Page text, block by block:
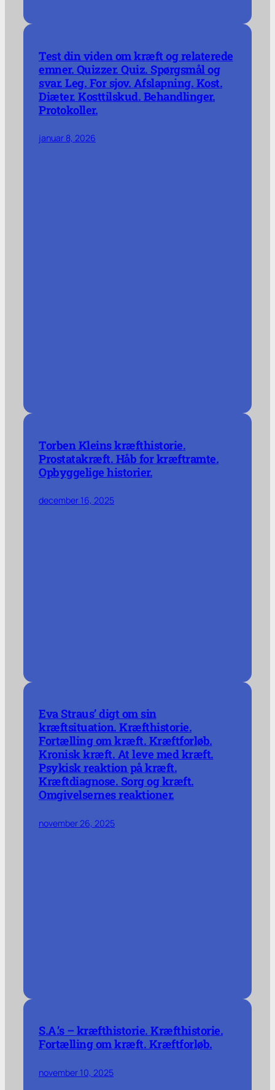
Test din viden om kræft og relaterede
emner. Quizzer. Quiz. Spørgsmål og
svar. Leg. For sjov. Afslapning. Kost.
Diæter. Kosttilskud. Behandlinger.
Protokoller.
januar 8, 2026
Torben Kleins kræfthistorie.
Prostatakræft. Håb for kræftramte.
Opbyggelige historier.
december 16, 2025
Eva Straus’ digt om sin
kræftsituation. Kræfthistorie.
Fortælling om kræft. Kræftforløb.
Kronisk kræft. At leve med kræft.
Psykisk reaktion på kræft.
Kræftdiagnose. Sorg og kræft.
Omgivelsernes reaktioner.
november 26, 2025
S.A.’s – kræfthistorie. Kræfthistorie.
Fortælling om kræft. Kræftforløb.
november 10, 2025